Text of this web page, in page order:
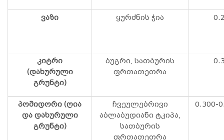
ვაზი ყურძნის ჭია
კიტრი
(დახურული
გრუნტი)
ბუგრი, სათბურის
ფრთათეთრა
პომიდორი (ღია
და დახურული
გრუნტი)
ჩვეულებრივი
აბლაბუდიანი ტკიპა,
სათბურის
ფრთათეთრა
0.300-